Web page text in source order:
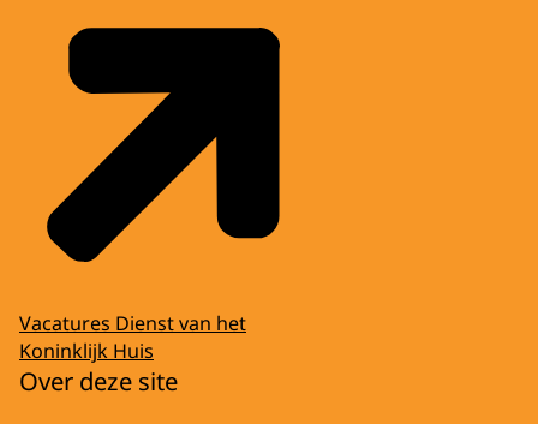
Vacatures Dienst van het
Koninklijk Huis
Over deze site